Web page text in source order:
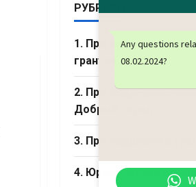
РУБРИКИ
1. При поддержке
грантов
2. При поддержке
Добрый город"
3. При поддержке
4. Юридическая
Any questions
08.02.2024?